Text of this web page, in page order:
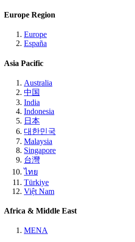
Europe Region
Europe
España
Asia Pacific
Australia
中国
India
Indonesia
日本
대한민국
Malaysia
Singapore
台灣
ไทย
Türkiye
Việt Nam
Africa & Middle East
MENA